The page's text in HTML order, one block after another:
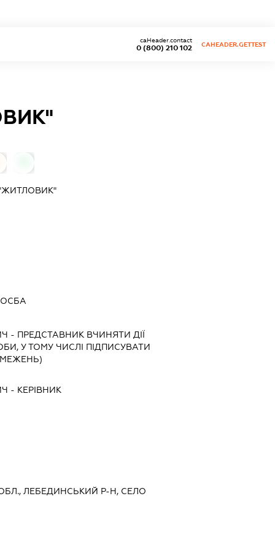
0 (800) 210 102
caHeader.contact
CAHEADER.GETTEST
- ПРЕДСТАВНИК ВЧИНЯТИ ДІЇ
У ТОМУ ЧИСЛІ ПІДПИСУВАТИ
- КЕРІВНИК
ЛЕБЕДИНСЬКИЙ Р-Н, СЕЛО